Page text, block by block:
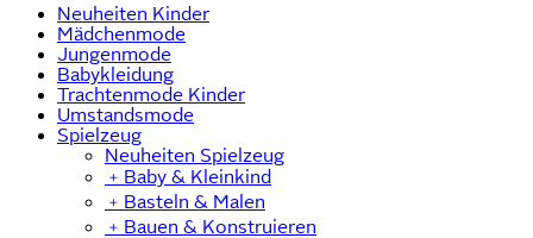
Neuheiten Kinder
Mädchenmode
Jungenmode
Babykleidung
Trachtenmode Kinder
Umstandsmode
Spielzeug
Neuheiten Spielzeug
﹢ Baby & Kleinkind
﹢ Basteln & Malen
﹢ Bauen & Konstruieren